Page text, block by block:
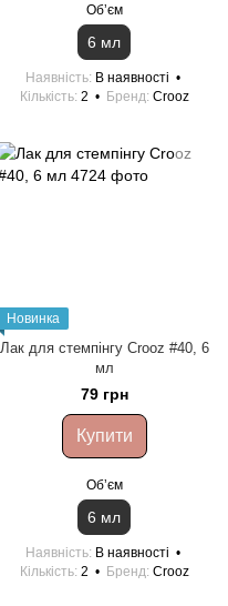
Обʼєм
6 мл
Наявність В наявності
Кількість 2 Бренд Crooz
Новинка
Лак для стемпінгу Crooz #40, 6
мл
79 грн
Купити
Обʼєм
6 мл
Наявність В наявності
Кількість 2 Бренд Crooz